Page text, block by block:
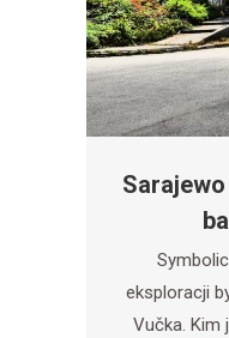
eksploracji
Vučka. Kim